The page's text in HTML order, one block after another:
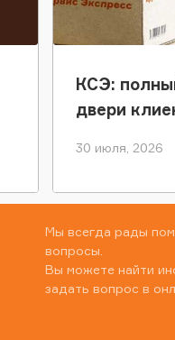
КСЭ:
двери
30 июля, 2026
Мы всегда рады
вопросы.
Вы можете найти
задать вопрос в